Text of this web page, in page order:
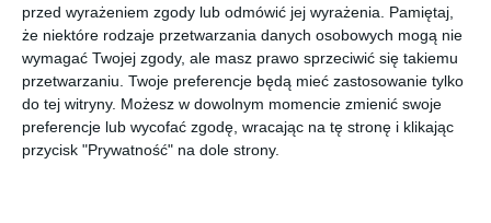
przed wyrażeniem zgody lub odmówić jej wyrażenia.
Pamiętaj,
że niektóre rodzaje przetwarzania danych osobowych mogą nie
wymagać Twojej zgody, ale masz prawo sprzeciwić się takiemu
przetwarzaniu. Twoje preferencje będą mieć zastosowanie tylko
do tej witryny. Możesz w dowolnym momencie zmienić swoje
preferencje lub wycofać zgodę, wracając na tę stronę i klikając
przycisk "Prywatność" na dole strony.
Aranżacja nowoczesnego wnętrza w pastelowych kolorach z
obrazami firmy FOORMAT.
POKAŻ WIĘCEJ
AUTOR: FOORMAT